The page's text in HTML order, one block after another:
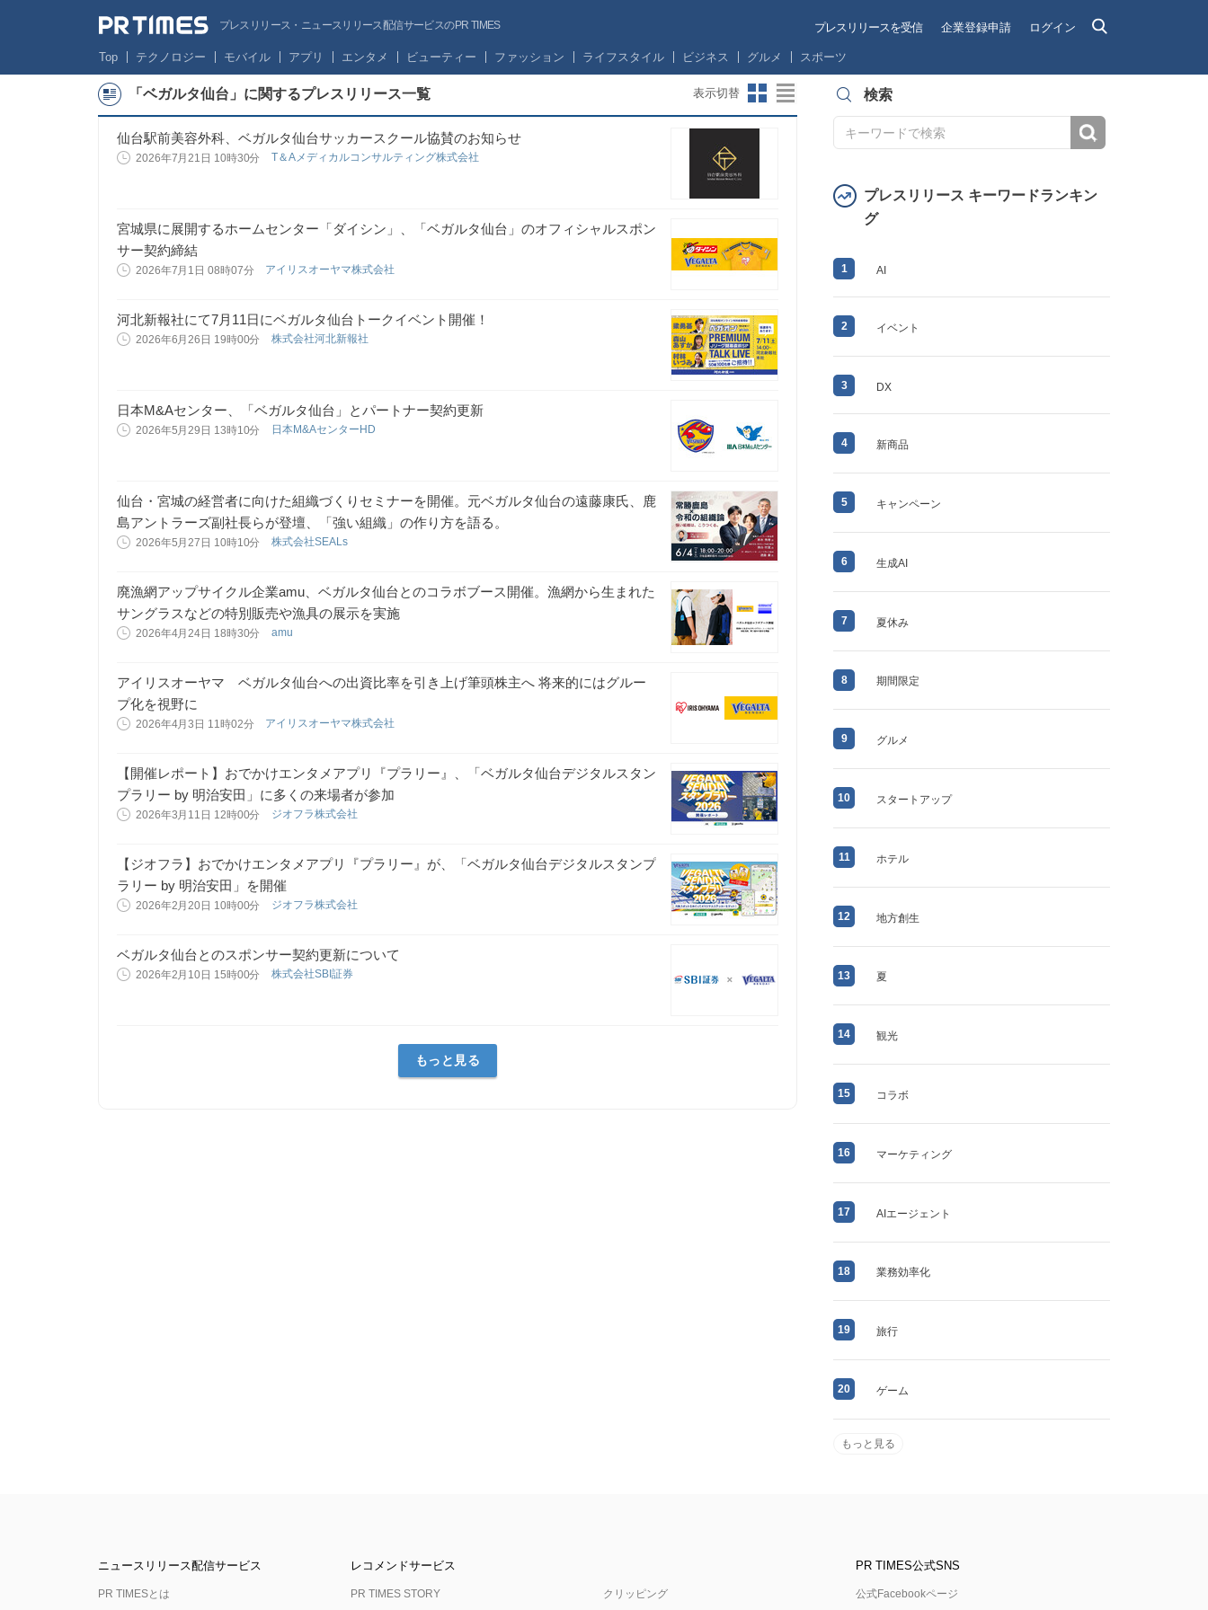
プレスリリース・ニュースリリース配信サービスのPR TIMES プレスリリースを受信 企業登録申請 ログイン
Top テクノロジー モバイル アプリ エンタメ ビューティー ファッション ライフスタイル ビジネス グルメ スポーツ
「ベガルタ仙台」に関するプレスリリース一覧 表示切替
仙台駅前美容外科、ベガルタ仙台サッカースクール協賛のお知らせ
2026年7月21日 10時30分 T＆Aメディカルコンサルティング株式会社
宮城県に展開するホームセンター「ダイシン」、「ベガルタ仙台」のオフィシャルスポン
サー契約締結
2026年7月1日 08時07分 アイリスオーヤマ株式会社
河北新報社にて7月11日にベガルタ仙台トークイベント開催！
2026年6月26日 19時00分 株式会社河北新報社
日本M&Aセンター、「ベガルタ仙台」とパートナー契約更新
2026年5月29日 13時10分 日本M&AセンターHD
仙台・宮城の経営者に向けた組織づくりセミナーを開催。元ベガルタ仙台の遠藤康氏、鹿
島アントラーズ副社長らが登壇、「強い組織」の作り方を語る。
2026年5月27日 10時10分 株式会社SEALs
廃漁網アップサイクル企業amu、ベガルタ仙台とのコラボブース開催。漁網から生まれた
サングラスなどの特別販売や漁具の展示を実施
2026年4月24日 18時30分 amu
アイリスオーヤマ ベガルタ仙台への出資比率を引き上げ筆頭株主へ 将来的にはグルー
プ化を視野に
2026年4月3日 11時02分 アイリスオーヤマ株式会社
【開催レポート】おでかけエンタメアプリ『プラリー』、「ベガルタ仙台デジタルスタン
プラリー by 明治安田」に多くの来場者が参加
2026年3月11日 12時00分 ジオフラ株式会社
【ジオフラ】おでかけエンタメアプリ『プラリー』が、「ベガルタ仙台デジタルスタンプ
ラリー by 明治安田」を開催
2026年2月20日 10時00分 ジオフラ株式会社
ベガルタ仙台とのスポンサー契約更新について
2026年2月10日 15時00分 株式会社SBI証券
もっと見る
検索
プレスリリース キーワードランキン
グ
1 AI
2 イベント
3 DX
4 新商品
5 キャンペーン
6 生成AI
7 夏休み
8 期間限定
9 グルメ
10 スタートアップ
11 ホテル
12 地方創生
13 夏
14 観光
15 コラボ
16 マーケティング
17 AIエージェント
18 業務効率化
19 旅行
20 ゲーム
もっと見る
ニュースリリース配信サービス
PR TIMESとは
レコメンドサービス
PR TIMES STORY クリッピング
PR TIMES公式SNS
公式Facebookページ